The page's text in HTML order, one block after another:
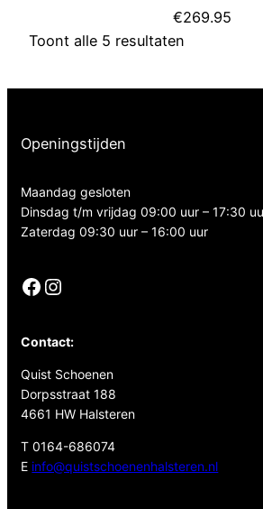
€269.95
Toont alle 5 resultaten
Openingstijden
Maandag gesloten
Dinsdag t/m vrijdag 09:00 uur – 17:30
Zaterdag 09:30 uur – 16:00 uur
Facebook Instagram
Contact:
Quist Schoenen
Dorpsstraat 188
4661 HW Halsteren
T 0164-686074
E info@quistschoenenhalsteren.nl